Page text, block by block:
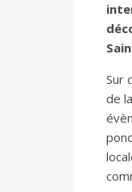
Sur
de